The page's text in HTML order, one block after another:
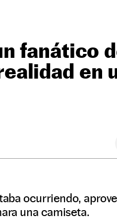
fanático
en
ocurriendo,
una camiseta.